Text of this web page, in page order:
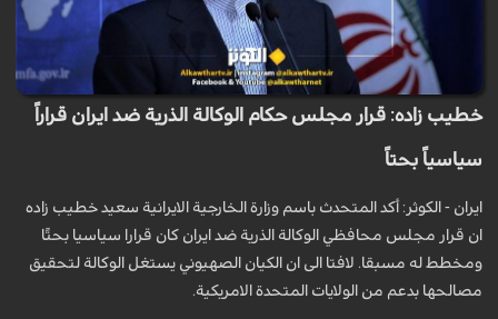
خطيب زاده: قرار مجلس حكام الوكالة الذرية ضد ايران قراراً
سياسياً بحتاً
ايران - الكوثر: أكد المتحدث باسم وزارة الخارجية الايرانية سعيد خطيب زاده
ان قرار مجلس محافظي الوكالة الذرية ضد ايران كان قرارا سياسيا بحتًا
ومخطط له مسبقا. لافتا الى ان الکیان الصهیوني يستغل الوكالة لتحقيق
مصالحها بدعم من الولايات المتحدة الامريكية.